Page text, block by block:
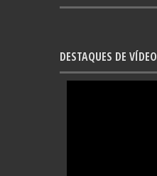
DESTAQUES DE VÍDEO